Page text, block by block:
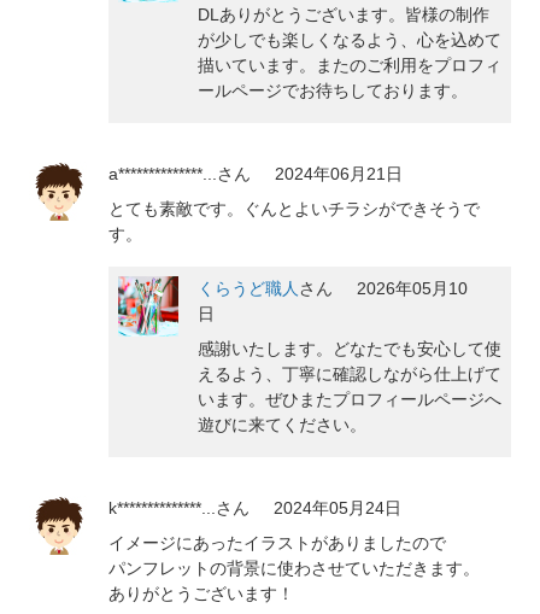
DLありがとうございます。皆様の制作
が少しでも楽しくなるよう、心を込めて
描いています。またのご利用をプロフィ
ールページでお待ちしております。
a**************... さん
2024年06月21日
とても素敵です。ぐんとよいチラシができそうで
す。
くらうど職人 さん
2026年05月10
日
感謝いたします。どなたでも安心して使
えるよう、丁寧に確認しながら仕上げて
います。ぜひまたプロフィールページへ
遊びに来てください。
k**************... さん
2024年05月24日
イメージにあったイラストがありましたので
パンフレットの背景に使わさせていただきます。
ありがとうございます！